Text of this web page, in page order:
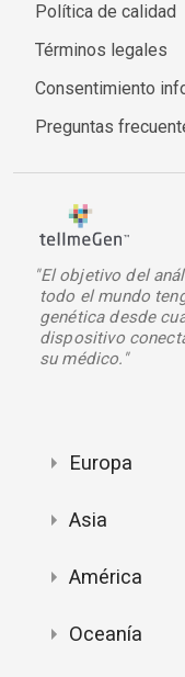
Política de calidad
Términos legales
Consentimiento
Preguntas
"El objetivo del
todo el mundo
genética desde
dispositivo
su médico."
Europa
Asia
América
Oceanía